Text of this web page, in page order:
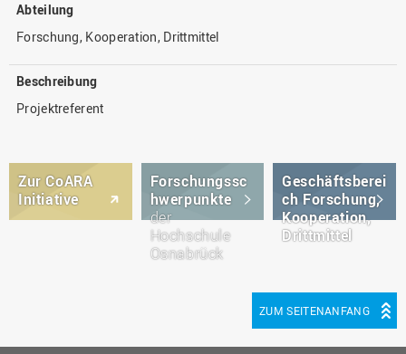
Abteilung
Forschung, Kooperation, Drittmittel
Beschreibung
Projektreferent
Zur CoARA
Initiative
Forschungssc
hwerpunkte
der
Hochschule
Osnabrück
Geschäftsberei
ch Forschung,
Kooperation,
Drittmittel
ZUM SEITENANFANG